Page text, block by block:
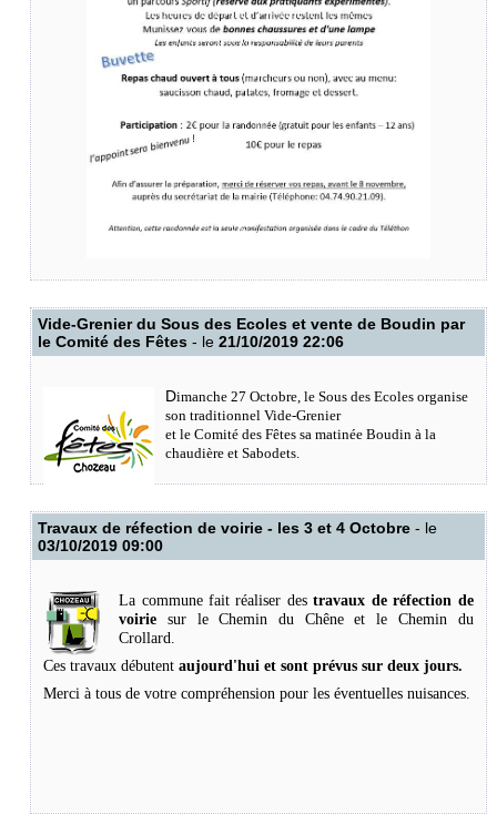
Vide-Grenier du Sous des Ecoles et vente de Boudin par
le Comité des Fêtes - le 21/10/2019 22:06
Dimanche 27 Octobre, le Sous des Ecoles organise
son traditionnel Vide-Grenier
et le Comité des Fêtes sa matinée Boudin à la
chaudière et Sabodets.
Travaux de réfection de voirie - les 3 et 4 Octobre - le
03/10/2019 09:00
La commune fait réaliser destravaux de réfection de
voirie sur le Chemin du Chêne et le Chemin du
Crollard.
Ces travaux débutent aujourd'hui et sont prévus sur deux jours.
Merci à tous de votre compréhension pour les éventuelles nuisances.